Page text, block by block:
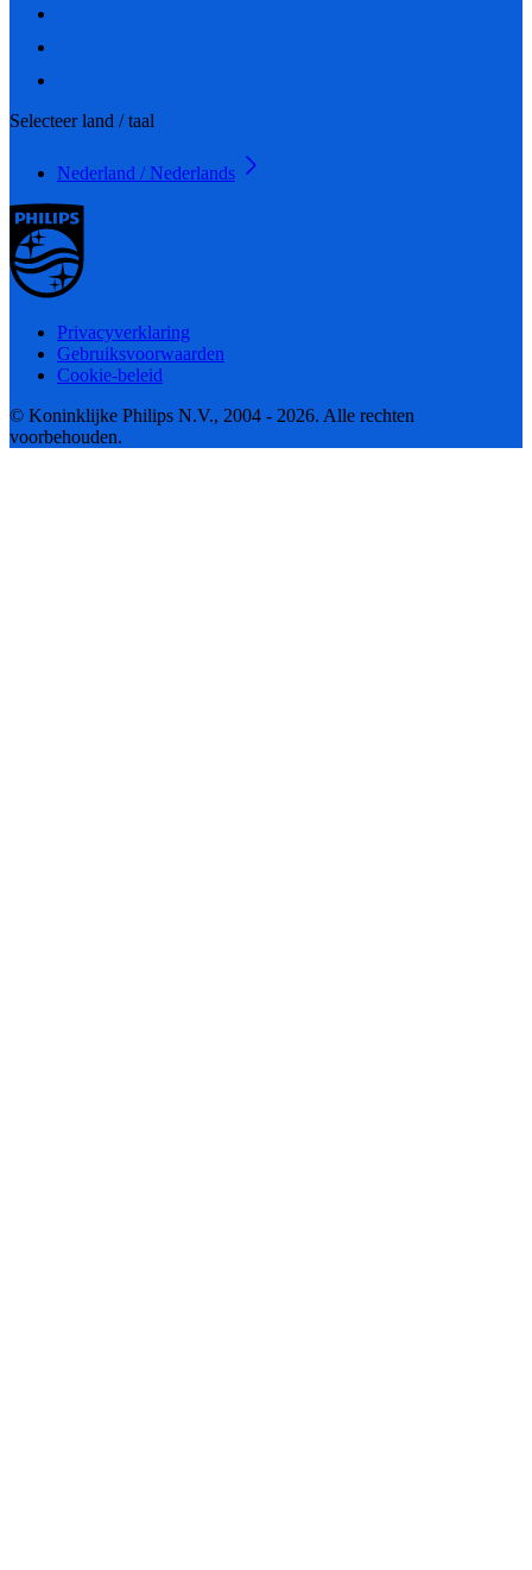
Selecteer land / taal
Nederland / Nederlands
Privacyverklaring
Gebruiksvoorwaarden
Cookie-beleid
© Koninklijke Philips N.V., 2004 - 2026. Alle rechten
voorbehouden.